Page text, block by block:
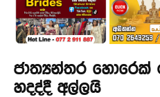
ජාත්‍යන්තර
හදද්දී අල්ලයි